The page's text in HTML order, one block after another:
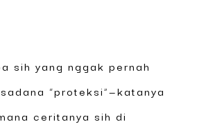
sih yang nggak pernah
“proteksi”—katanya
ceritanya sih di